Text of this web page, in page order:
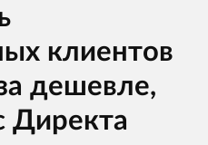
клиентов
дешевле,
Директа